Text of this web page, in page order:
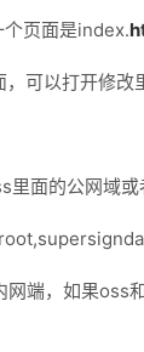
个页面是index.
可以打开修改
面的公网域或
网端，如果oss